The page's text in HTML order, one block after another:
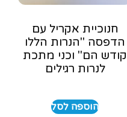
חנוכיית אקריל עם
הדפסה "הנרות הללו
קודש הם" וכני מתכת
לנרות רגילים
הוספה לסל